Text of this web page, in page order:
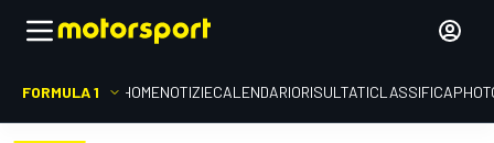
FORMULA 1 HOMENOTIZIECALENDARIORISULTATICLASSIFICA